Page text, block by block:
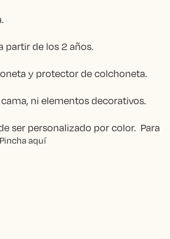
partir de los 2 años.
y protector de colchoneta.
ni elementos decorativos.
ser personalizado por color. Para
Pincha aquí